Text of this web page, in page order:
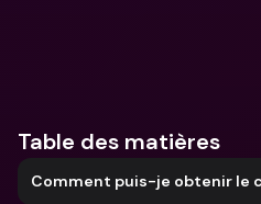
Table des matières
Comment puis-je obtenir le